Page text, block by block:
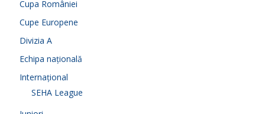
Cupa României
Cupe Europene
Divizia A
Echipa națională
Internațional
SEHA League